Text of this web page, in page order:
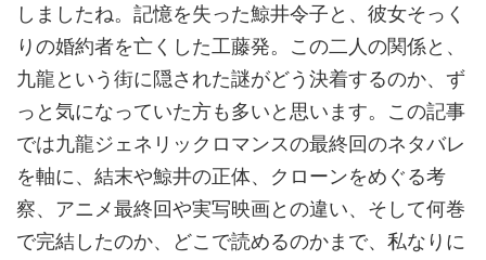
しましたね。記憶を失った鯨井令子と、彼女そっく
りの婚約者を亡くした工藤発。この二人の関係と、
九龍という街に隠された謎がどう決着するのか、ず
っと気になっていた方も多いと思います。この記事
では九龍ジェネリックロマンスの最終回のネタバレ
を軸に、結末や鯨井の正体、クローンをめぐる考
察、アニメ最終回や実写映画との違い、そして何巻
で完結したのか、どこで読めるのかまで、私なりに